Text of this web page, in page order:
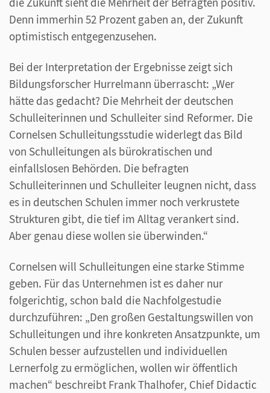
Denn immerhin 52 Prozent gaben an, der Zukunft
optimistisch entgegenzusehen.
Bei der Interpretation der Ergebnisse zeigt sich
Bildungsforscher Hurrelmann überrascht: „Wer
hätte das gedacht? Die Mehrheit der deutschen
Schulleiterinnen und Schulleiter sind Reformer. Die
Cornelsen Schulleitungsstudie widerlegt das Bild
von Schulleitungen als bürokratischen und
einfallslosen Behörden. Die befragten
Schulleiterinnen und Schulleiter leugnen nicht, dass
es in deutschen Schulen immer noch verkrustete
Strukturen gibt, die tief im Alltag verankert sind.
Aber genau diese wollen sie überwinden.“
Cornelsen will Schulleitungen eine starke Stimme
geben. Für das Unternehmen ist es daher nur
folgerichtig, schon bald die Nachfolgestudie
durchzuführen: „Den großen Gestaltungswillen von
Schulleitungen und ihre konkreten Ansatzpunkte, um
Schulen besser aufzustellen und individuellen
Lernerfolg zu ermöglichen, wollen wir öffentlich
machen“ beschreibt Frank Thalhofer, Chief Didactic